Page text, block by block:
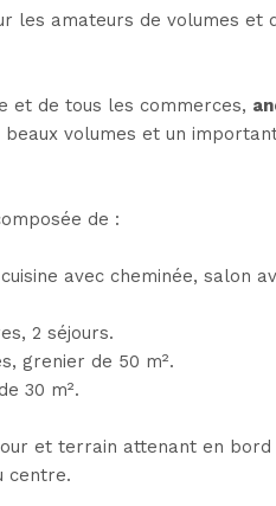
les amateurs de volumes et
et de tous les commerces,
volumes et un
de :
avec cheminée, salon
2 séjours.
grenier de 50 m².
30 m².
et terrain attenant en
centre.